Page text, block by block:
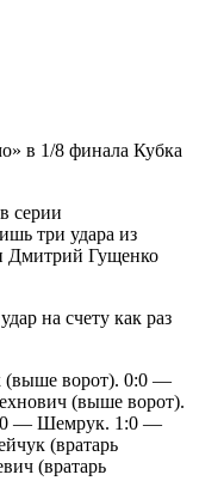
в 1/8 финала Кубка
серии
три удара из
Дмитрий Гущенко
на счету как раз
ворот). 0:0 —
(выше ворот).
— Шемрук. 1:0 —
(вратарь
(вратарь